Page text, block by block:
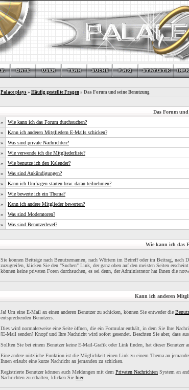
Palace plays » Häufig gestellte Fragen » Das Forum und seine Benutzung
Das Forum
»
Wie kann ich das Forum durchsuchen?
»
Kann ich anderen Mitgliedern E-Mails schicken?
»
Was sind private Nachrichten?
»
Wie verwende ich die Mitgliederliste?
»
Wie benutze ich den Kalender?
»
Was sind Ankündigungen?
»
Kann ich Umfragen starten bzw. daran teilnehmen?
»
Wie bewerte ich ein Thema?
»
Kann ich andere Mitglieder bewerten?
»
Was sind Moderatoren?
»
Was sind Benutzerlevel?
Wie kann ich das
Sie können Beiträge nach Benutzernamen, nach Wörtern im Betreff oder im Beitrag,
zuzugreifen, klicken Sie den "Suchen" Link, der ganz oben auf den meisten Seiten
können keine privaten Foren durchsuchen, es sei denn, der Administrator hat Ihnen die
Kann ich anderen
Ja! Um eine E-Mail an einen anderen Benutzer zu schicken, können Sie entweder die
entsprechenden Benutzers.
Dies wird normalerweise eine Seite öffnen, die ein Formular enthält, in dem Sie Ihre
[E-Mail senden] Knopf und Ihre Nachricht wird sofort gesendet. Beachten Sie aber, dass
Sollten Sie bei einem Benutzer keine E-Mail-Grafik oder Link finden, hat dieser Benutzer
Eine andere nützliche Funktion ist die Möglichkeit einen Link zu einem Thema an
Ihnen erlaubt eine kurze Nachricht an jemanden zu schicken.
Registrierte Benutzer können auch Meldungen mit dem Privaten Nachrichten System an
Nachrichten zu erhalten, klicken Sie hier.